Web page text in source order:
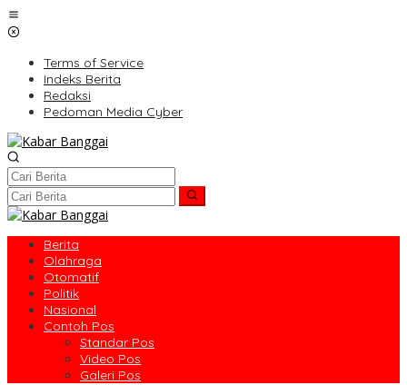
Lewati
ke
Terms of Service
Indeks Berita
Redaksi
Pedoman Media Cyber
Berita
Olahraga
Otomatif
Politik
Nasional
Contoh Pos
Standar Pos
Video Pos
Galeri Pos